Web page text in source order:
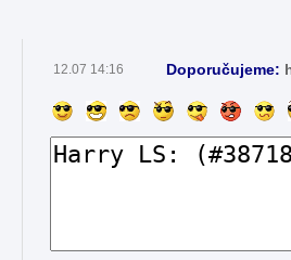
12.07 14:16 Doporučujeme: